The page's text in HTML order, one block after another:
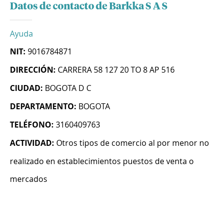
Datos de contacto de Barkka S A S
Ayuda
NIT: 9016784871
DIRECCIÓN: CARRERA 58 127 20 TO 8 AP 516
CIUDAD: BOGOTA D C
DEPARTAMENTO: BOGOTA
TELÉFONO: 3160409763
ACTIVIDAD: Otros tipos de comercio al por menor no
realizado en establecimientos puestos de venta o
mercados